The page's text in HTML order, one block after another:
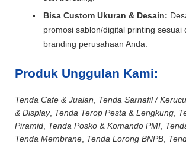
Bisa Custom Ukuran & Desain:
promosi sablon/digital printing sesuai
branding perusahaan Anda.
Produk Unggulan Kami:
Tenda Cafe & Jualan Tenda Sarnafil /
& Display, Tenda Terop Pesta & Lengkung
Piramid Tenda Posko & Komando PMI
Tenda Membrane Tenda Lorong BNPB